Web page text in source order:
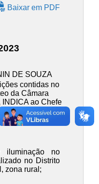
Baixar em PDF
DE SOUZA
contidas no
da Câmara
INDICA ao Chefe
a(s)
iluminação no
no Distrito
zona rural;